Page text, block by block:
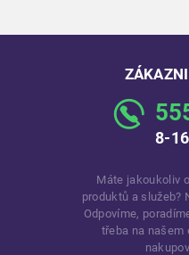
8-
Máte jakoukoliv
produktů a služeb?
Odpovíme,
třeba na našem